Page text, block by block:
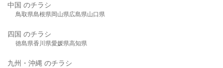
中国 のチラシ
鳥取県島根県岡山県広島県山口県
四国 のチラシ
徳島県香川県愛媛県高知県
九州・沖縄 のチラシ